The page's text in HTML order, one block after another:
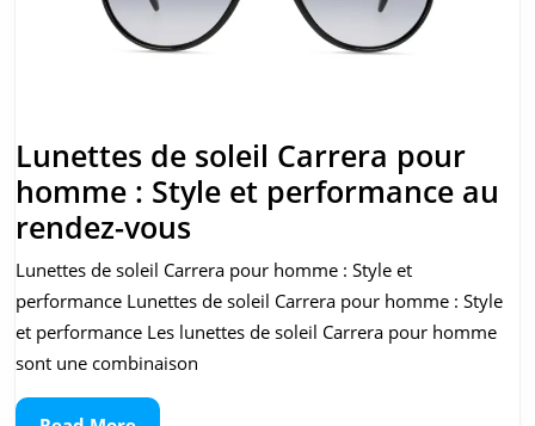
Lunettes de soleil Carrera pour
homme : Style et performance au
rendez-vous
de
soleil
Carrera
pour
Lunettes de soleil Carrera pour homme : Style et
performance Lunettes de soleil Carrera pour homme : Style
et performance Les lunettes de soleil Carrera pour homme
sont une combinaison